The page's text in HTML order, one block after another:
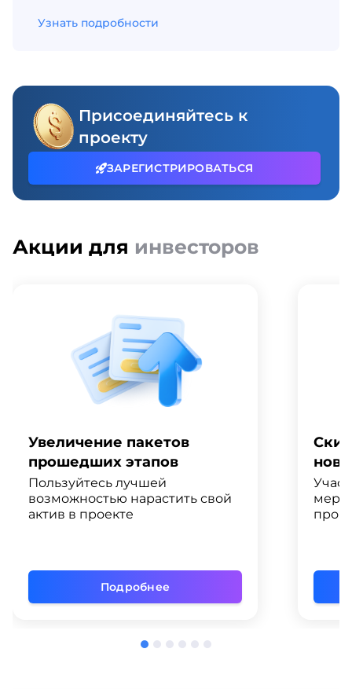
Узнать подробности
Присоединяйтесь к
проекту
ЗАРЕГИСТРИРОВАТЬСЯ
Акции для инвесторов
Увеличение пакетов
прошедших этапов
Пользуйтесь лучшей
возможностью нарастить свой
актив в проекте
Подробнее